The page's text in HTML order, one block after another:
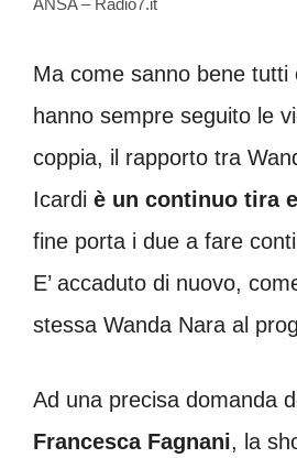
Ma come sanno bene tutti
hanno sempre seguito le
coppia, il rapporto tra
Icardi è un continuo tira
fine porta i due a fare
E’ accaduto di nuovo,
stessa Wanda Nara al
Ad una precisa domanda
Francesca Fagnani, la